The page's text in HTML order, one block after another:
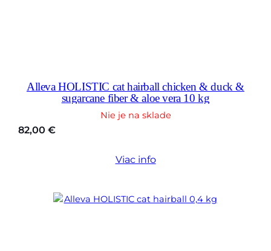
Alleva HOLISTIC cat hairball chicken & duck &
sugarcane fiber & aloe vera 10 kg
Nie je na sklade
82,00 €
Viac info